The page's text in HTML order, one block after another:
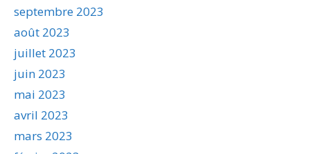
septembre 2023
août 2023
juillet 2023
juin 2023
mai 2023
avril 2023
mars 2023